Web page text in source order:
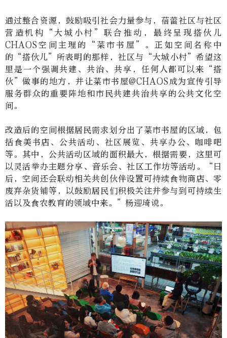
通过整合资源，鼓励吸引社会力量参与，蓓蕾社区与社区
营造机构
“ 大城小村 ”
联合推动，最终呈现搭伙儿
CHAOS 空间主理的“菜市书屋”。正如空间名称中
的 “搭伙儿” 所表明的那样，社区与 “大城小村”希望这
里是一个强调共建、共治、共享，任何人都可以来 “搭
伙” 做事的地方，并让菜市书屋@CHAOS 成为宣传引导
服务群众的重要阵地和市民共建共治共享的公共文化空
间。
改造后的空间根据居民需求划分出了菜市书屋的区域，包
括食美书店、公共活动、社区展览、共享办公、咖啡吧
等。其中，公共活动区域的面积最大，根据需要，这里可
以灵活举办主题分享、音乐会、社区工作坊等活动。
“ 日
后，空间还会联动相关共创伙伴设置可持续食物商店、零
废弃杂货铺等，以鼓励居民们积极关注并参与到可持续生
活以及食农教育的领域中来。 ” 杨迎琦说。